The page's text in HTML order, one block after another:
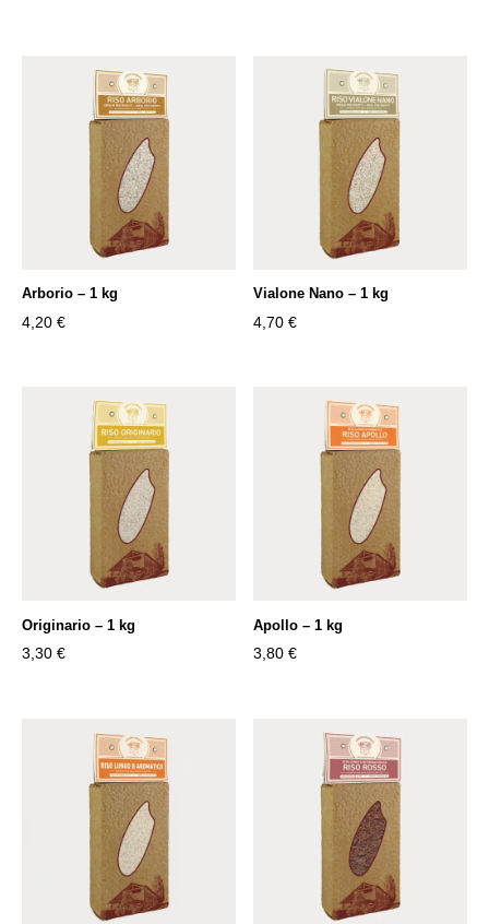
Arborio – 1 kg
4,20 €
Vialone Nano – 1 kg
4,70€
Originario – 1 kg
3,30 €
Apollo – 1 kg
3,80€